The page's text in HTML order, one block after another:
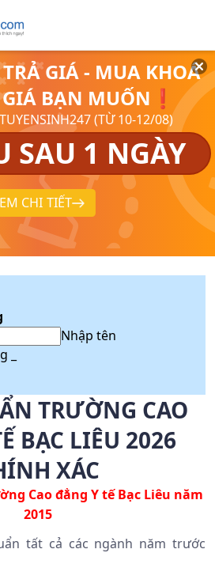
GIÁ - MUA KHOÁ
GIÁ BẠN MUỐN❗
(TỪ 10-12/08)
SAU 1 NGÀY
CHI TIẾT
Nhập tên
TRƯỜNG CAO
BẠC LIÊU 2026
XÁC
Cao đẳng Y tế Bạc Liêu năm
2015
tất cả các ngành năm trước